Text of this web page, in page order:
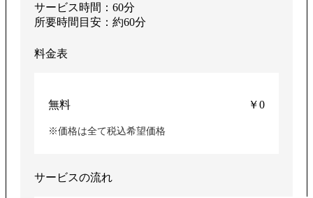
サービス時間：60分
所要時間目安：約60分
料金表
無料 ￥0
※価格は全て税込希望価格
サービスの流れ